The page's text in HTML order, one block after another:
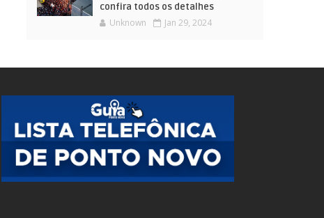
confira todos os detalhes
Unknown Jan 29, 2024